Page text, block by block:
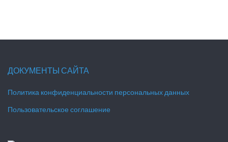
ДОКУМЕНТЫ САЙТА
Политика конфиденциальности персональных данных
Пользовательское соглашение